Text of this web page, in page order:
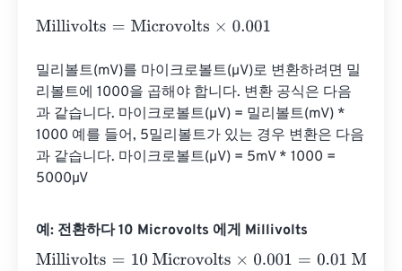
Millivolts=Microvolts×0.001
밀리볼트(mV)를 마이크로볼트(µV)로 변환하려면 밀
리볼트에 1000을 곱해야 합니다. 변환 공식은 다음
과 같습니다. 마이크로볼트(µV) = 밀리볼트(mV) *
1000 예를 들어, 5밀리볼트가 있는 경우 변환은 다음
과 같습니다. 마이크로볼트(µV) = 5mV * 1000 =
5000µV
예: 전환하다 10 Microvolts 에게 Millivolts
Millivolts=10 Microvolts×0.001 =0.01 Millivolts